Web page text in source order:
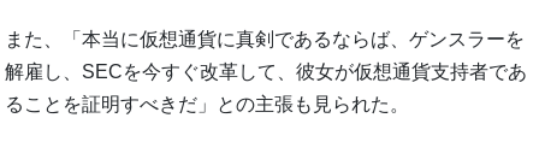
また、「本当に仮想通貨に真剣であるならば、ゲンスラーを
解雇し、SECを今すぐ改革して、彼女が仮想通貨支持者であ
ることを証明すべきだ」との主張も見られた。